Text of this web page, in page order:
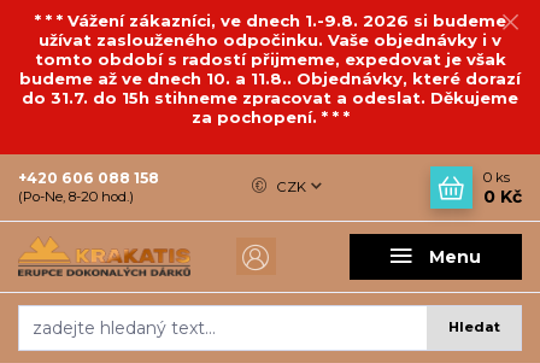
* * * Vážení zákazníci, ve dnech 1.-9.8. 2026 si budeme
užívat zaslouženého odpočinku. Vaše objednávky i v
tomto období s radostí přijmeme, expedovat je však
budeme až ve dnech 10. a 11.8.. Objednávky, které dorazí
do 31.7. do 15h stihneme zpracovat a odeslat. Děkujeme
za pochopení. * * *
Menu
CZK
Hledat
+420 606 088 158
(Po-Ne, 8-20 hod.)
0 ks
0 Kč